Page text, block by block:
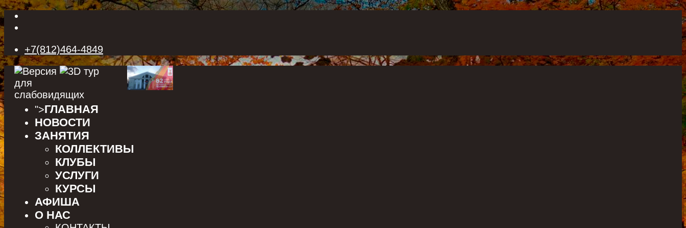
+7(812)464-4849
">ГЛАВНАЯ
НОВОСТИ
ЗАНЯТИЯ
КОЛЛЕКТИВЫ
КЛУБЫ
УСЛУГИ
КУРСЫ
АФИША
О НАС